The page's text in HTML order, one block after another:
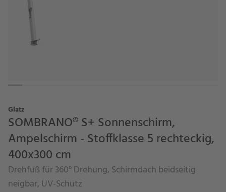
Glatz
SOMBRANO® S+ Sonnenschirm,
Ampelschirm - Stoffklasse 5 rechteckig,
400x300 cm
Drehfuß für 360° Drehung, Schirmdach beidseitig
neigbar, UV-Schutz